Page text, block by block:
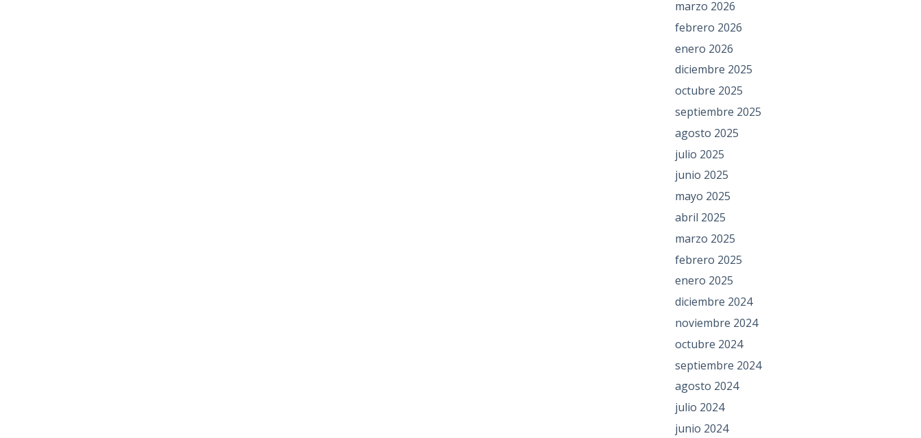
marzo 2026
febrero 2026
enero 2026
diciembre 2025
octubre 2025
septiembre 2025
agosto 2025
julio 2025
junio 2025
mayo 2025
abril 2025
marzo 2025
febrero 2025
enero 2025
diciembre 2024
noviembre 2024
octubre 2024
septiembre 2024
agosto 2024
julio 2024
junio 2024